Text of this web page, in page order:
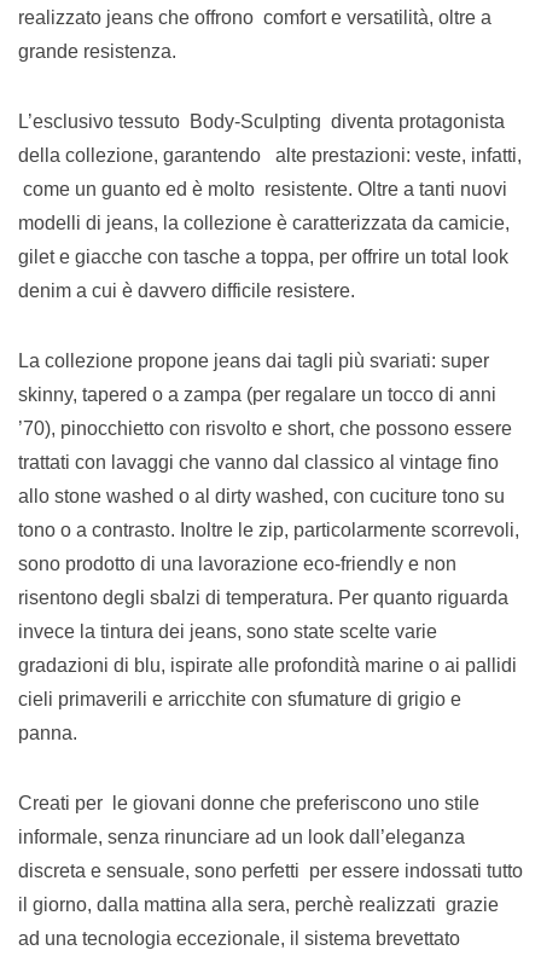
realizzato jeans che offrono comfort e versatilità, oltre a
grande resistenza.
L’esclusivo tessuto Body-Sculpting diventa protagonista
della collezione, garantendo alte prestazioni: veste, infatti,
come un guanto ed è molto resistente. Oltre a tanti nuovi
modelli di jeans, la collezione è caratterizzata da camicie,
gilet e giacche con tasche a toppa, per offrire un total look
denim a cui è davvero difficile resistere.
La collezione propone jeans dai tagli più svariati: super
skinny, tapered o a zampa (per regalare un tocco di anni
’70), pinocchietto con risvolto e short, che possono essere
trattati con lavaggi che vanno dal classico al vintage fino
allo stone washed o al dirty washed, con cuciture tono su
tono o a contrasto. Inoltre le zip, particolarmente scorrevoli,
sono prodotto di una lavorazione eco-friendly e non
risentono degli sbalzi di temperatura. Per quanto riguarda
invece la tintura dei jeans, sono state scelte varie
gradazioni di blu, ispirate alle profondità marine o ai pallidi
cieli primaverili e arricchite con sfumature di grigio e
panna.
Creati per le giovani donne che preferiscono uno stile
informale, senza rinunciare ad un look dall’eleganza
discreta e sensuale, sono perfetti per essere indossati tutto
il giorno, dalla mattina alla sera, perchè realizzati grazie
ad una tecnologia eccezionale, il sistema brevettato